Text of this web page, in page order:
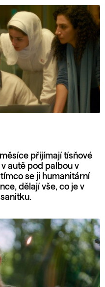
přijímají tísňové
autě pod palbou v
se ji humanitární
dělají vše, co je v